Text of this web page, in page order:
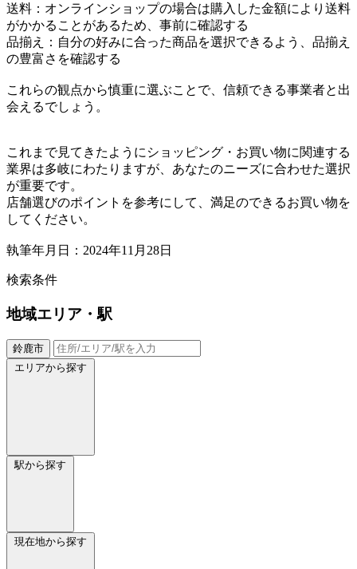
送料：オンラインショップの場合は購入した金額により送料
がかかることがあるため、事前に確認する
品揃え：自分の好みに合った商品を選択できるよう、品揃え
の豊富さを確認する
これらの観点から慎重に選ぶことで、信頼できる事業者と出
会えるでしょう。
これまで見てきたようにショッピング・お買い物に関連する
業界は多岐にわたりますが、あなたのニーズに合わせた選択
が重要です。
店舗選びのポイントを参考にして、満足のできるお買い物を
してください。
執筆年月日：2024年11月28日
検索条件
地域エリア・駅
鈴鹿市
エリアから探す
駅から探す
現在地から探す